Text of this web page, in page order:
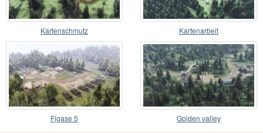
Kartenschmutz Kartenarbeit
Figase 5 Golden valley